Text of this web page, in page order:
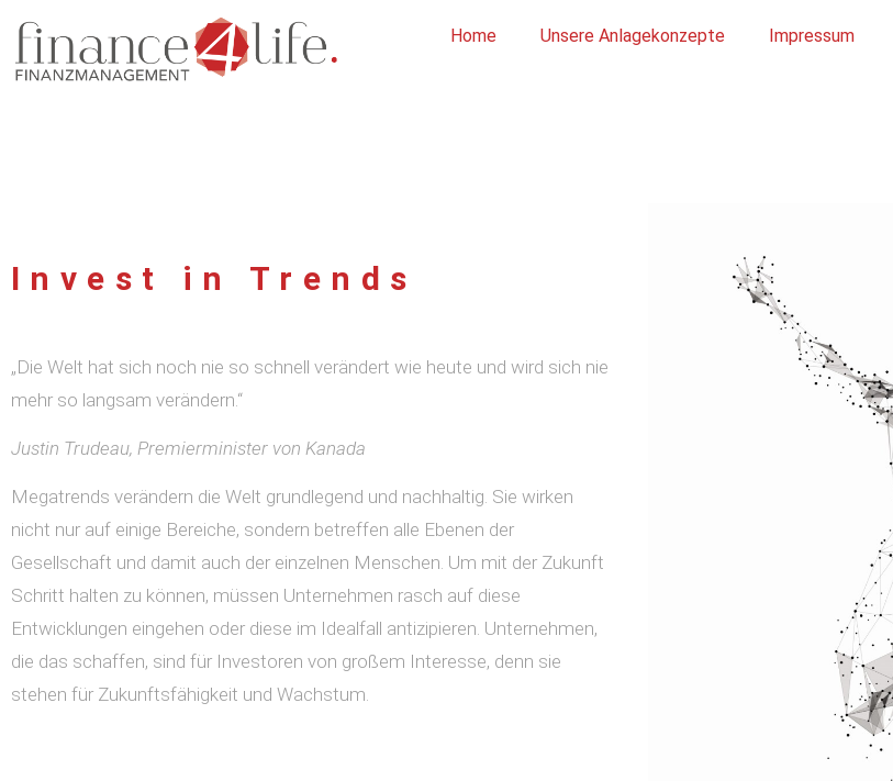
Home Unsere Anlagekonzepte Impressum
Invest in Trends
„Die Welt hat sich noch nie so schnell verändert wie heute und wird sich nie
mehr so langsam verändern.“
Justin Trudeau, Premierminister von Kanada
Megatrends verändern die Welt grundlegend und nachhaltig. Sie wirken
nicht nur auf einige Bereiche, sondern betreffen alle Ebenen der
Gesellschaft und damit auch der einzelnen Menschen. Um mit der Zukunft
Schritt halten zu können, müssen Unternehmen rasch auf diese
Entwicklungen eingehen oder diese im Idealfall antizipieren. Unternehmen,
die das schaffen, sind für Investoren von großem Interesse, denn sie
stehen für Zukunftsfähigkeit und Wachstum.